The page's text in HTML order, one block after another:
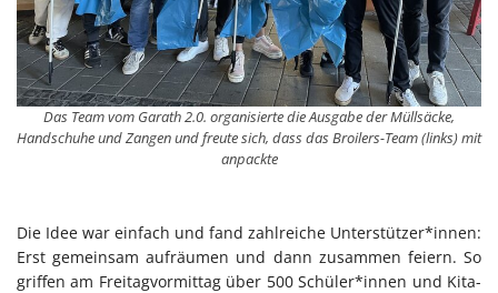
Das Team vom Garath 2.0. organisierte die Ausgabe der Müllsäcke,
Handschuhe und Zangen und freute sich, dass das Broilers-Team (links) mit
anpackte
Die Idee war einfach und fand zahlreiche Unterstützer*innen:
Erst gemeinsam aufräumen und dann zusammen feiern. So
griffen am Freitagvormittag über 500 Schüler*innen und Kita-